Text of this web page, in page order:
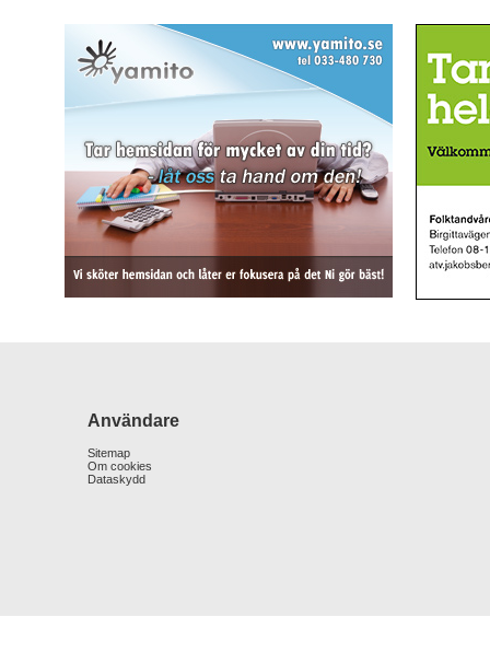
Användare
Sitemap
Om cookies
Dataskydd